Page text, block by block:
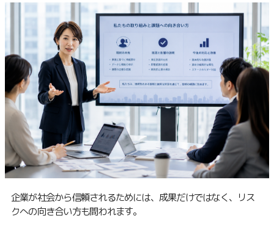
企業が社会から信頼されるためには、成果だけではなく、リス
クへの向き合い方も問われます。